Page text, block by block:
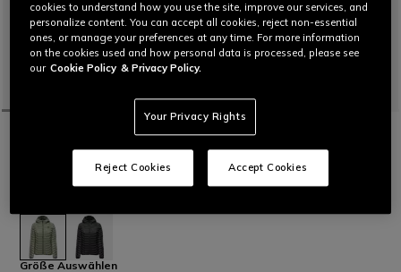
OUTLET SKI JACKEN
LEICHTE SKIDAUNENJACKE FÜR DAMEN
104,30 €
ausgewählt
Größe Auswählen
cookies to understand how you use the site, improve our services, and
personalize content. You can accept all cookies, reject non-essential
ones, or manage your preferences at any time. For more information
on the cookies used and how personal data is processed, please see
our Cookie Policy & Privacy Policy.
Your Privacy Rights
Reject Cookies Accept Cookies